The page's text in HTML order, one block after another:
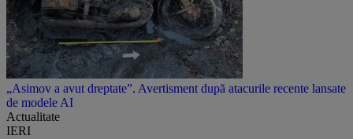
„Asimov a avut dreptate”. Avertisment după atacurile recente lansate
de modele AI
Actualitate
IERI